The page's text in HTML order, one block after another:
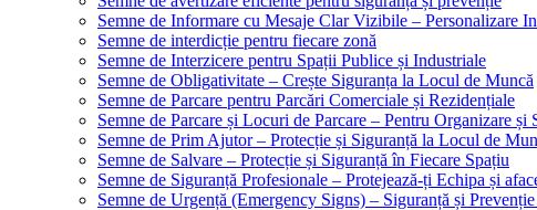
Semne de Informare cu Mesaje Clar Vizibile – Personalizare
Semne de interdicție pentru fiecare zonă
Semne de Interzicere pentru Spații Publice și Industriale
Semne de Obligativitate – Crește Siguranța la Locul de Muncă
Semne de Parcare pentru Parcări Comerciale și Rezidențiale
Semne de Parcare și Locuri de Parcare – Pentru Organizare și
Semne de Prim Ajutor – Protecție și Siguranță la Locul de
Semne de Salvare – Protecție și Siguranță în Fiecare Spațiu
Semne de Siguranță Profesionale – Protejează-ți Echipa și
Semne de Urgență (Emergency Signs) – Siguranță și